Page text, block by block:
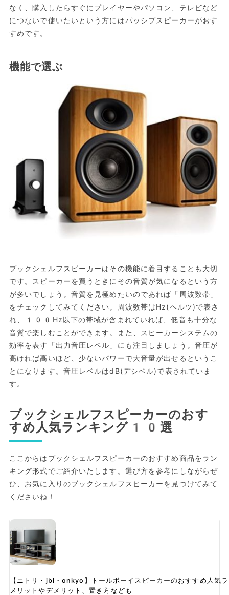
なく、購入したらすぐにプレイヤーやパソコン、テレビなど
につないで使いたいという方にはパッシブスピーカーがおす
すめです。
機能で選ぶ
ブックシェルフスピーカーはその機能に着目することも大切
です。スピーカーを買うときにその音質が気になるという方
が多いでしょう。音質を見極めたいのであれば「周波数帯」
をチェックしてみてください。周波数帯はHz(ヘルツ)で表さ
れ、100Hz以下の帯域が含まれていれば、低音も十分な
音質で楽しむことができます。また、スピーカーシステムの
効率を表す「出力音圧レベル」にも注目しましょう。音圧が
高ければ高いほど、少ないパワーで大音量が出せるというこ
とになります。音圧レベルはdB(デシベル)で表されていま
す。
ブックシェルフスピーカーのおす
すめ人気ランキング10選
ここからはブックシェルフスピーカーのおすすめ商品をラン
キング形式でご紹介いたします。選び方を参考にしながらぜ
ひ、お気に入りのブックシェルフスピーカーを見つけてみて
くださいね！
【ニトリ・jbl・onkyo】トールボーイスピーカーのおすすめ人
メリットやデメリット、置き方なども